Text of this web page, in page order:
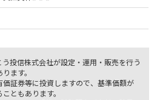
投信株式会社が設定・運用・販売を行う
ます。
証券等に投資しますので、基準価額が
ともあります。